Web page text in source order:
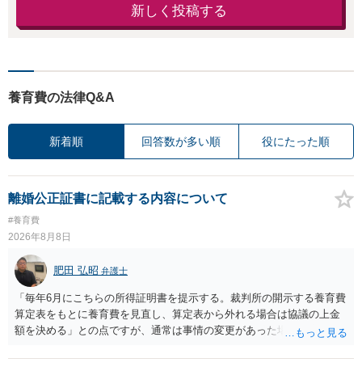
新しく投稿する
養育費の法律Q&A
新着順 回答数が多い順 役にたった順
離婚公正証書に記載する内容について
#養育費
2026年8月8日
肥田 弘昭 弁護士
「毎年6月にこちらの所得証明書を提示する。裁判所の開示する養育費
算定表をもとに養育費を見直し、算定表から外れる場合は協議の上金
額を決める」との点ですが、通常は事情の変更があった場合に変更し
来なかった事情の変更により双方協議の上増減出来る」と「通知義務